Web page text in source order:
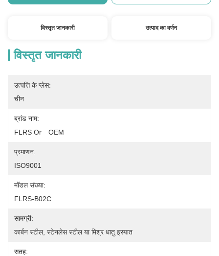
विस्तृत जानकारी उत्पाद का वर्णन
विस्तृत जानकारी
उत्पत्ति के प्लेस:
चीन
ब्रांड नाम:
FLRS Or　OEM
प्रमाणन:
ISO9001
मॉडल संख्या:
FLRS-B02C
सामग्री:
कार्बन स्टील, स्टेनलेस स्टील या मिश्र धातु इस्पात
सतह: